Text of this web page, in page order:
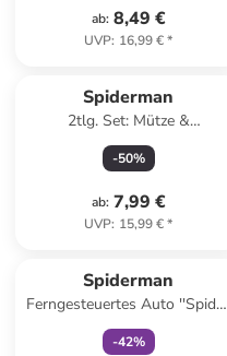
ab: 8,49 €
UVP: 16,99 €*
Spiderman
2tlg. Set: Mütze &
Handschuhe "Spiderman" in
Rot
-50%
ab: 7,99 €
UVP: 15,99 €*
Spiderman
Ferngesteuertes Auto ''Spidey
Team Vehicle'' - ab 5 Jahren
-42%